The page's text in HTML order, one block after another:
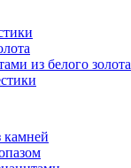
из белого золота
камней